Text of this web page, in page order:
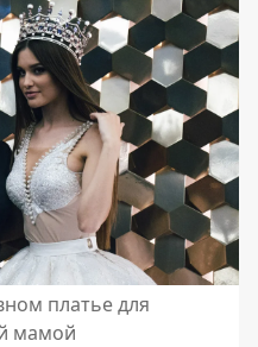
платье для
мамой